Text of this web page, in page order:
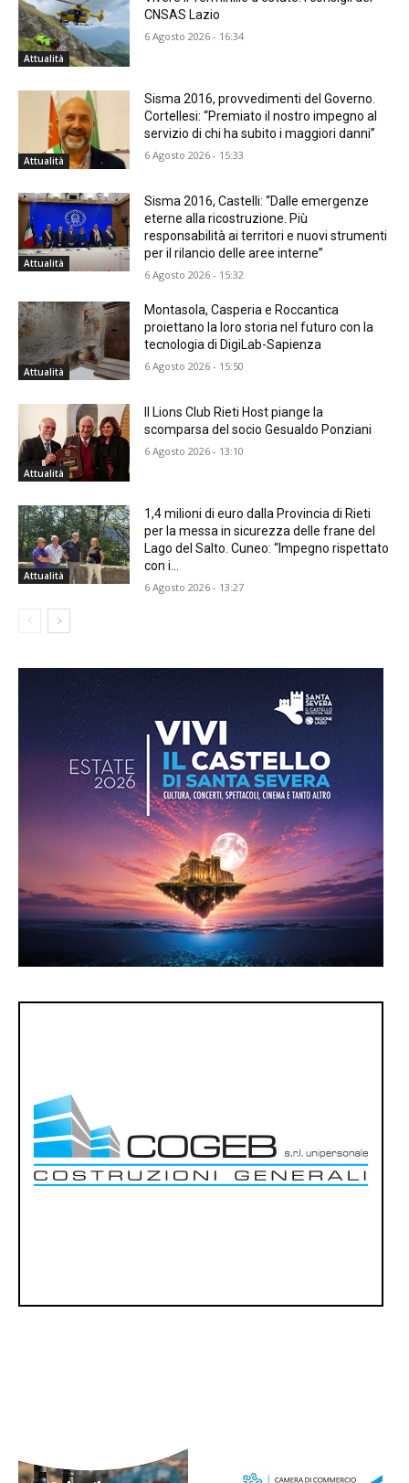
Attualità
CNSAS Lazio
6 Agosto 2026 - 16:34
Attualità
Sisma 2016, provvedimenti del Governo.
Cortellesi: “Premiato il nostro impegno al
servizio di chi ha subito i maggiori danni”
6 Agosto 2026 - 15:33
Attualità
Sisma 2016, Castelli: “Dalle emergenze
eterne alla ricostruzione. Più
responsabilità ai territori e nuovi strumenti
per il rilancio delle aree interne”
6 Agosto 2026 - 15:32
Attualità
Montasola, Casperia e Roccantica
proiettano la loro storia nel futuro con la
tecnologia di DigiLab-Sapienza
6 Agosto 2026 - 15:50
Attualità
Il Lions Club Rieti Host piange la
scomparsa del socio Gesualdo Ponziani
6 Agosto 2026 - 13:10
Attualità
1,4 milioni di euro dalla Provincia di Rieti
per la messa in sicurezza delle frane del
Lago del Salto. Cuneo: “Impegno rispettato
con i...
6 Agosto 2026 - 13:27